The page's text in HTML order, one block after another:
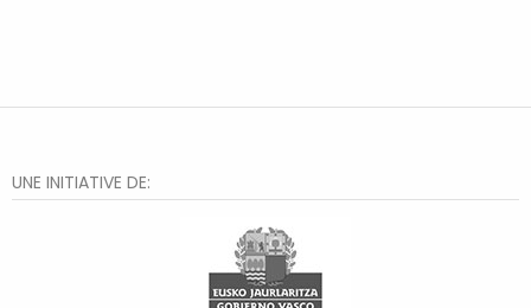
UNE INITIATIVE DE: